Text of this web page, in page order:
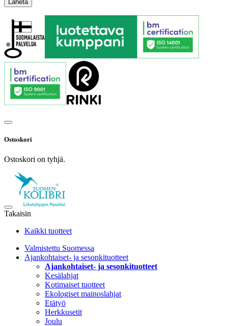
Ostoskori
Ostoskori on tyhjä.
Takaisin
Kaikki tuotteet
Valmistettu Suomessa
Ajankohtaiset- ja sesonkituotteet
Ajankohtaiset- ja sesonkituotteet
Kesälahjat
Kotimaiset tuotteet
Ekologiset mainoslahjat
Etätyö
Herkkusetit
Joulu